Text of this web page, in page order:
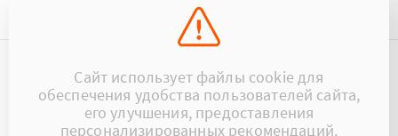
©2015 - 2026 Kartoteka.by Все права защищены.
+375 (29) 17-383-17
ООО «Картотека»
Сайт использует файлы cookie для
обеспечения удобства пользователей сайта,
его улучшения, предоставления
персонализированных рекомендаций.